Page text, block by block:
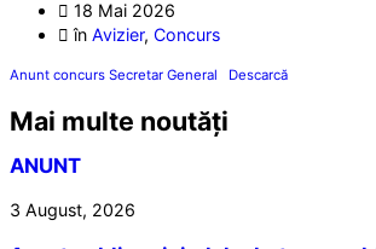
18 Mai 2026
în Avizier, Concurs
Anunt concurs Secretar General Descarcă
Mai multe noutăți
ANUNT
3 August, 2026